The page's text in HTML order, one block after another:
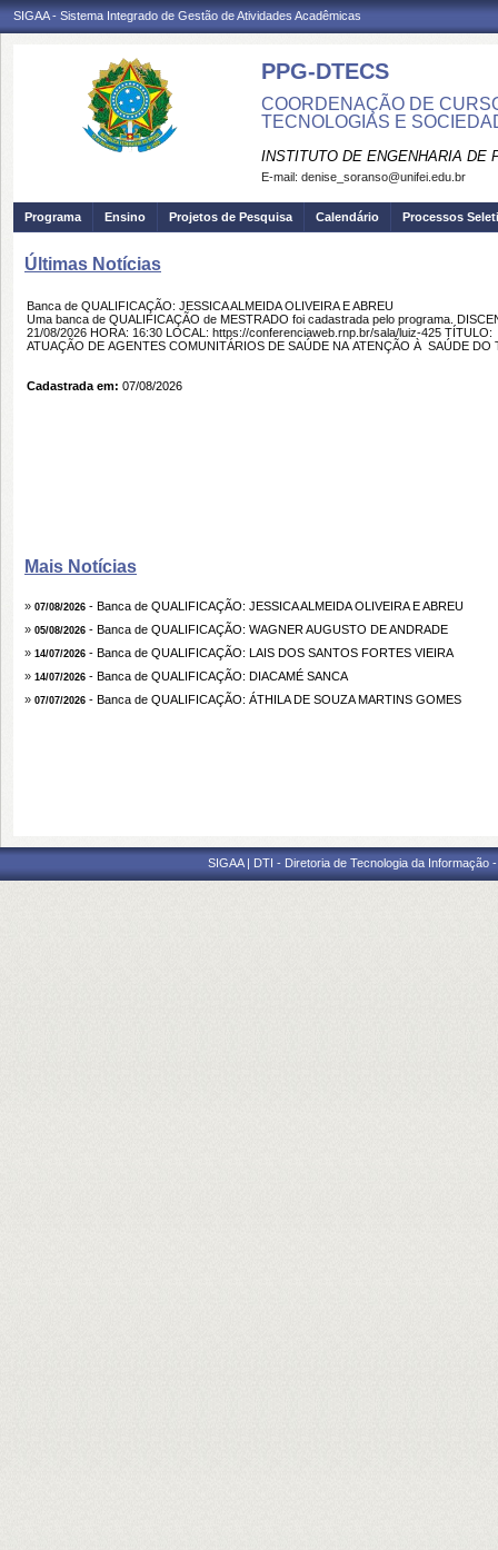
SIGAA - Sistema Integrado de Gestão de Atividades Acadêmicas
PPG-DTECS
COORDENAÇÃO DE
TECNOLOGIAS E
INSTITUTO DE ENGENHARIA DE
E-mail: denise_soranso@unifei.edu.br
Programa Ensino Projetos de Pesquisa Calendário Processos
Últimas Notícias
Banca de QUALIFICAÇÃO: JESSICA ALMEIDA OLIVEIRA E ABREU
Uma banca de QUALIFICAÇÃO de MESTRADO foi cadastrada pelo programa.
21/08/2026 HORA: 16:30 LOCAL: https://conferenciaweb.rnp.br/sala/luiz-425
ATUAÇÃO DE AGENTES COMUNITÁRIOS DE SAÚDE NA ATENÇÃO À SAÚDE DO
Cadastrada em: 07/08/2026
Mais Notícias
» 07/08/2026 - Banca de QUALIFICAÇÃO: JESSICA ALMEIDA OLIVEIRA E ABREU
» 05/08/2026 - Banca de QUALIFICAÇÃO: WAGNER AUGUSTO DE ANDRADE
» 14/07/2026 - Banca de QUALIFICAÇÃO: LAIS DOS SANTOS FORTES VIEIRA
» 14/07/2026 - Banca de QUALIFICAÇÃO: DIACAMÉ SANCA
» 07/07/2026 - Banca de QUALIFICAÇÃO: ÁTHILA DE SOUZA MARTINS GOMES
SIGAA | DTI - Diretoria de Tecnologia da